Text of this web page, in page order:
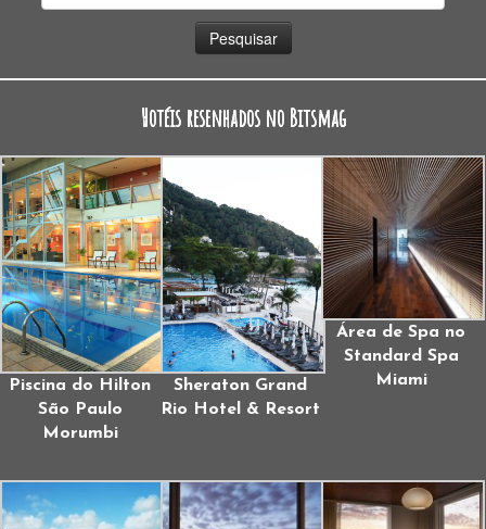
Hotéis resenhados no Bitsmag
Piscina do Hilton
São Paulo
Morumbi
Sheraton Grand
Rio Hotel & Resort
Área de Spa no
Standard Spa
Miami